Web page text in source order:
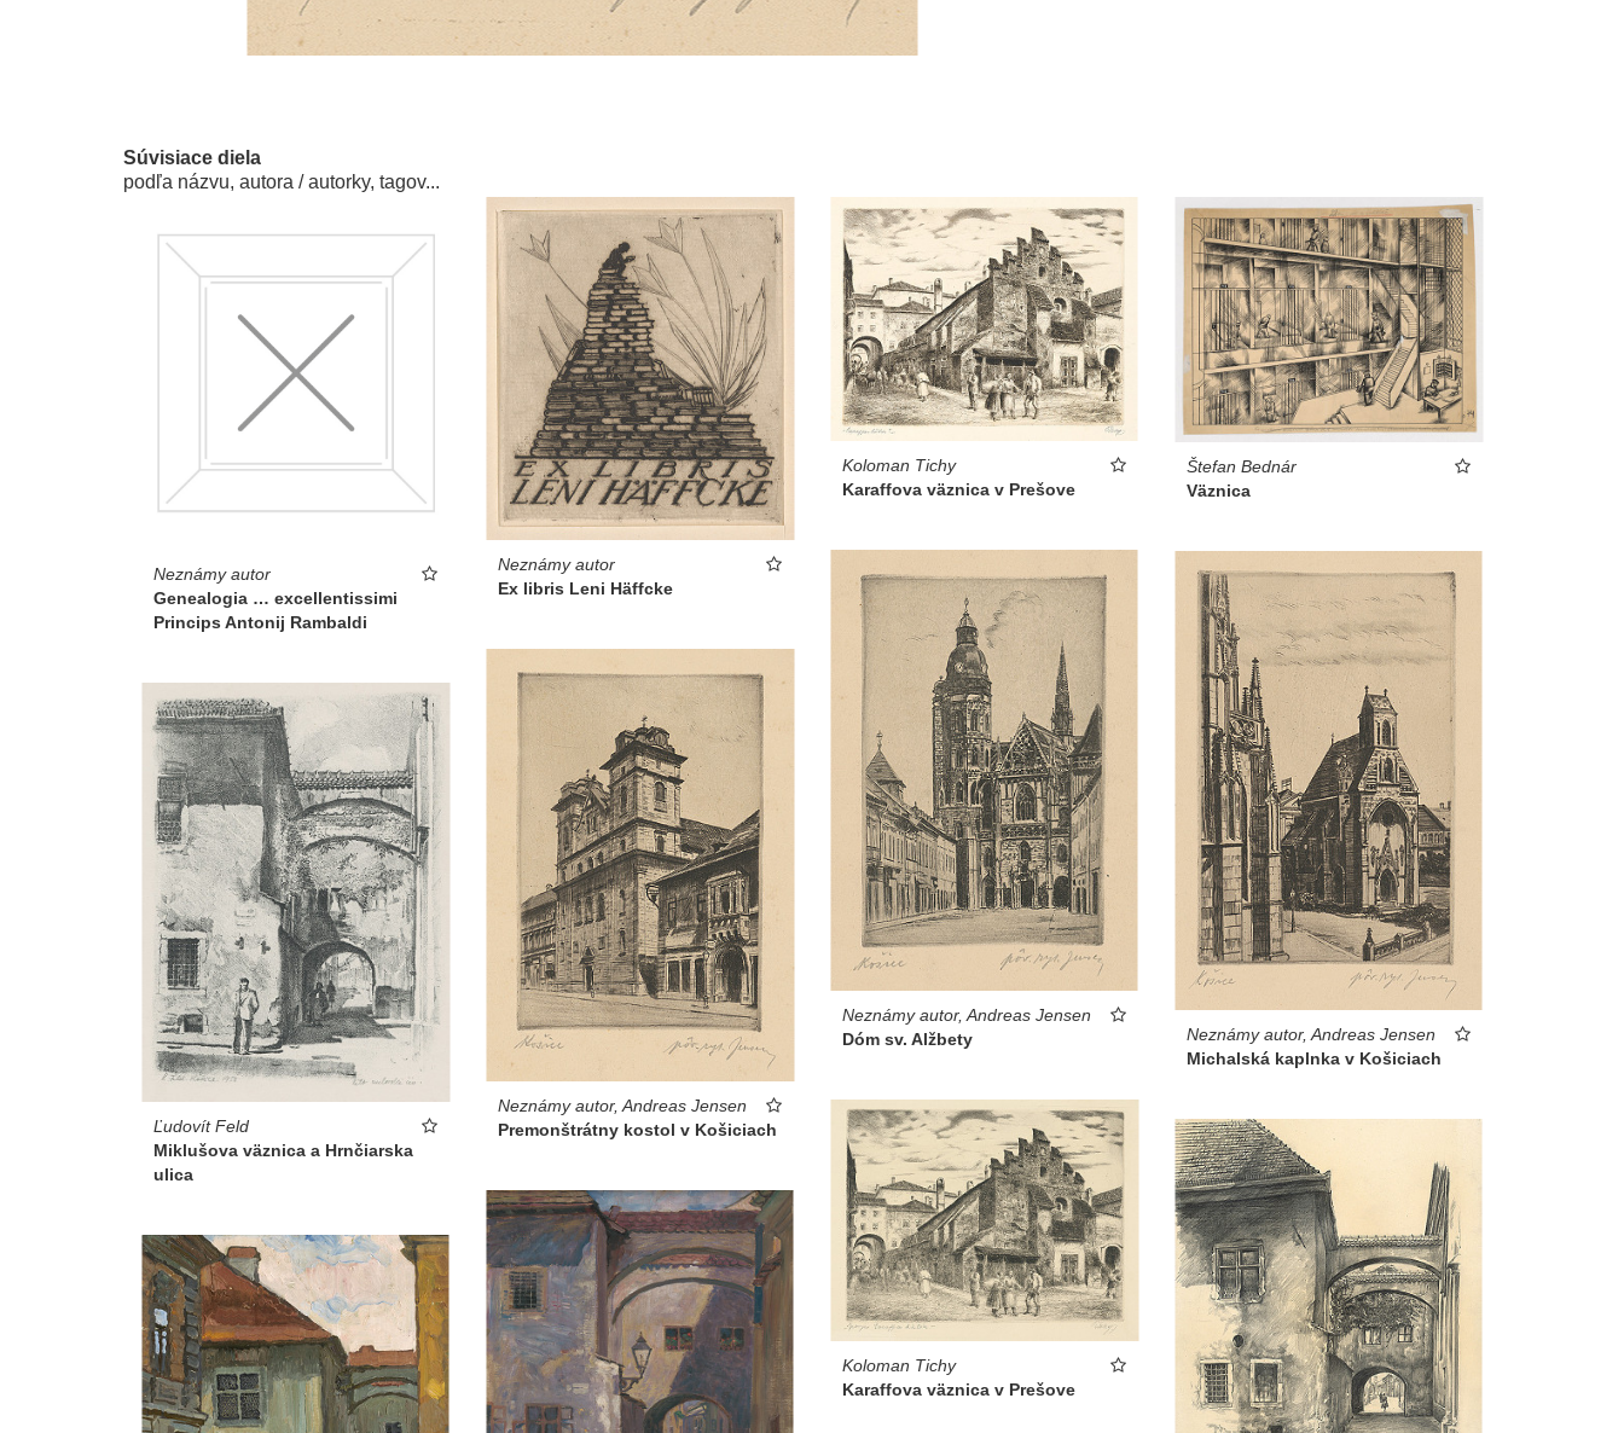
Súvisiace diela
podľa názvu, autora / autorky, tagov...
Neznámy autor
Genealogia … excellentissimi
Princips Antonij Rambaldi
Neznámy autor
Ex libris Leni Häffcke
Koloman Tichy
Karaffova väznica v Prešove
Štefan Bednár
Väznica
Neznámy autor, Andreas Jensen
Dóm sv. Alžbety
Neznámy autor, Andreas Jensen
Michalská kaplnka v Košiciach
Neznámy autor, Andreas Jensen
Premonštrátny kostol v Košiciach
Ľudovít Feld
Miklušova väznica a Hrnčiarska
ulica
Koloman Tichy
Karaffova väznica v Prešove